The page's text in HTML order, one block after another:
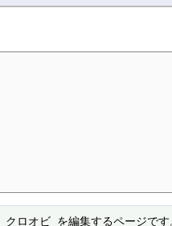
ロオビ を編集するページです